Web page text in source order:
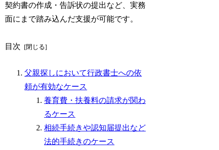
契約書の作成・告訴状の提出など、実務
面にまで踏み込んだ支援が可能です。
目次
父親探しにおいて行政書士への依
頼が有効なケース
養育費・扶養料の請求が関わ
るケース
相続手続きや認知届提出など
法的手続きのケース